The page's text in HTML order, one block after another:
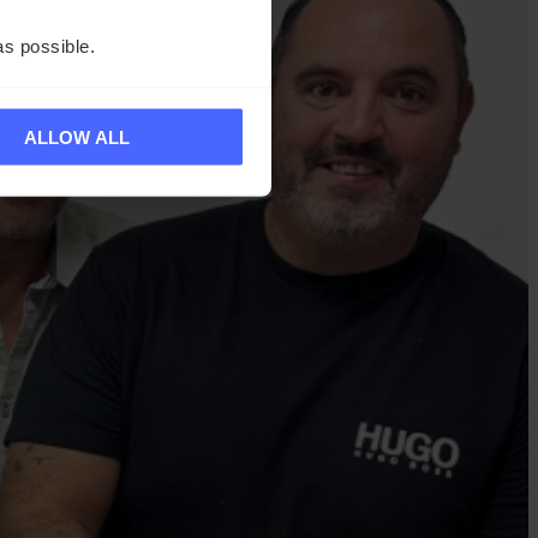
possible.
ALLOW ALL